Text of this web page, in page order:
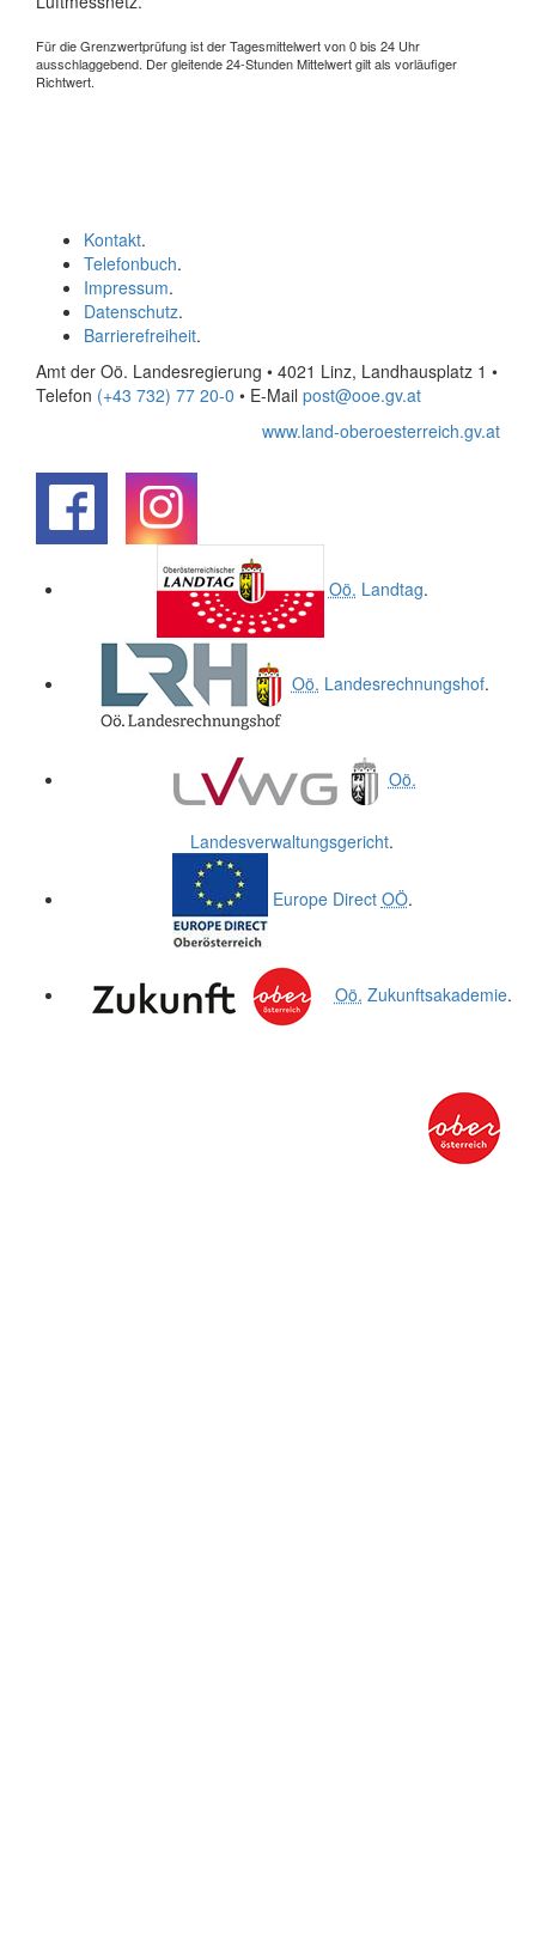
Für die Grenzwertprüfung ist der Tagesmittelwert von 0 bis 24 Uhr
ausschlaggebend. Der gleitende 24-Stunden Mittelwert gilt als vorläufiger
Richtwert.
Kontakt.
Telefonbuch.
Impressum.
Datenschutz.
Barrierefreiheit.
Amt der Oö. Landesregierung • 4021 Linz, Landhausplatz 1 •
Telefon (+43 732) 77 20-0 • E-Mail post@ooe.gv.at
www.land-oberoesterreich.gv.at
Oö. Landtag.
Oö. Landesrechnungshof.
Oö.
Landesverwaltungsgericht.
Europe Direct OÖ.
Oö. Zukunftsakademie.